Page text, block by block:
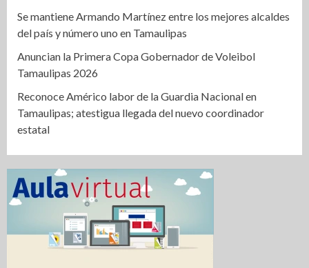
Se mantiene Armando Martínez entre los mejores alcaldes
del país y número uno en Tamaulipas
Anuncian la Primera Copa Gobernador de Voleibol
Tamaulipas 2026
Reconoce Américo labor de la Guardia Nacional en
Tamaulipas; atestigua llegada del nuevo coordinador
estatal